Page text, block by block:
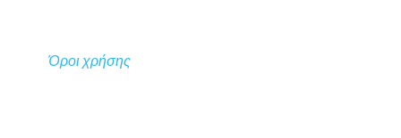
Όροι χρήσης